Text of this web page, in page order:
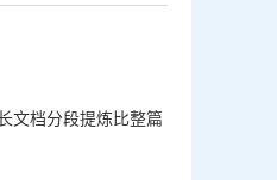
文档分段提炼比整篇